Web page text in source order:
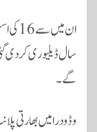
ان
گے۔